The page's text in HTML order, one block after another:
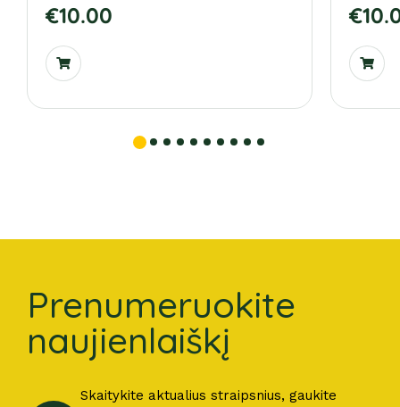
€10.00 €
Prenumeruokite
naujienlaiškį
Skaitykite aktualius straipsnius, gaukite